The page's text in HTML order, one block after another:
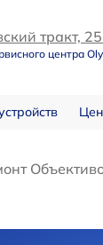
тракт,
центра